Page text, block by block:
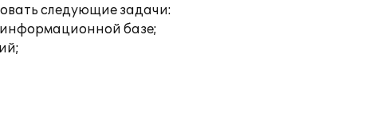
следующие задачи:
информационной базе;